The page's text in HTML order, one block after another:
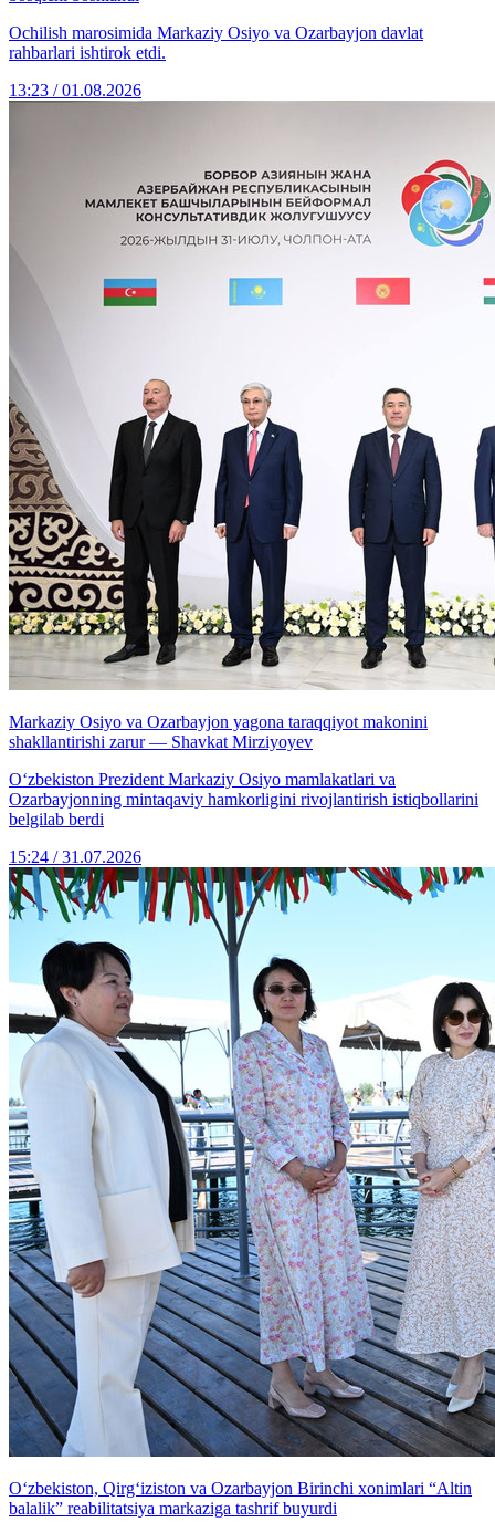
Ochilish marosimida Markaziy Osiyo va Ozarbayjon davlat
rahbarlari ishtirok etdi.
13:23 / 01.08.2026
Markaziy Osiyo va Ozarbayjon yagona taraqqiyot makonini
shakllantirishi zarur — Shavkat Mirziyoyev
Oʻzbekiston Prezident Markaziy Osiyo mamlakatlari va
Ozarbayjonning mintaqaviy hamkorligini rivojlantirish istiqbollarini
belgilab berdi
15:24 / 31.07.2026
O‘zbekiston, Qirg‘iziston va Ozarbayjon Birinchi xonimlari “Altin
balalik” reabilitatsiya markaziga tashrif buyurdi